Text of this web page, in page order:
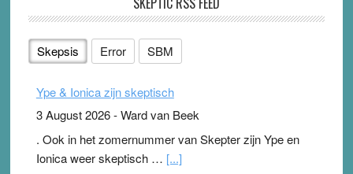
Skepsis Error SBM
Ype & Ionica zijn skeptisch
3 August 2026-Ward van Beek
. Ook in het zomernummer van Skepter zijn Ype en
Ionica weer skeptisch … [...]